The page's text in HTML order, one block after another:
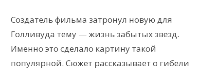
Создатель фильма затронул новую для
Голливуда тему — жизнь забытых звезд.
Именно это сделало картину такой
популярной. Сюжет рассказывает о гибели